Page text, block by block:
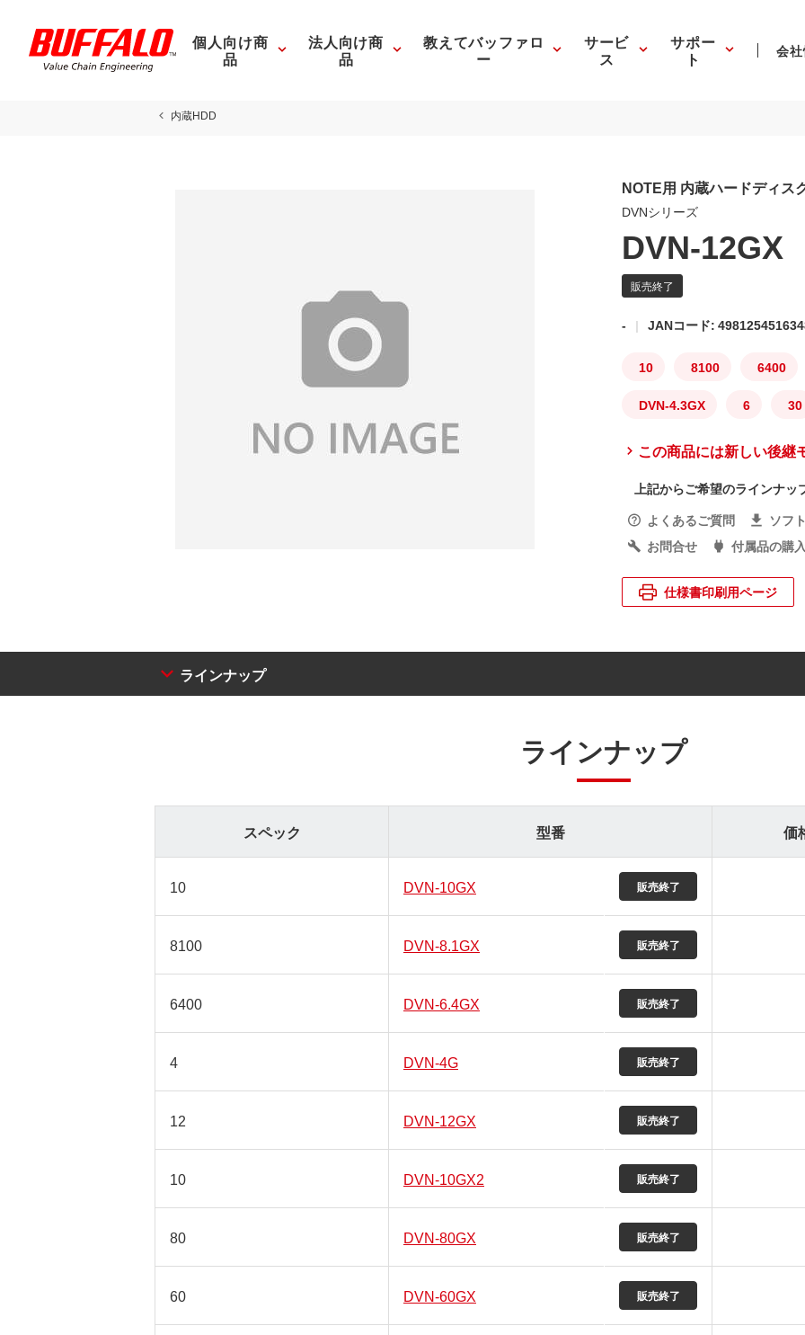
個人向け商
品
法人向け商
品
教えてバッファロ
ー
サービ
ス
サポー
ト 会
内蔵HDD
NOTE用 内蔵ハードディス
DVNシリーズ
DVN-12GX
- JANコード:
10 8100 6400
DVN-4.3GX 6 30
この商品には新しい後継
上記からご希望のラインナッ
よくあるご質問
ソフ
お問合せ
付属品の購入
仕様書印刷用ページ
ラインナップ
ラインナップ
スペック 型番 価
10 DVN-10GX
8100 DVN-8.1GX
6400 DVN-6.4GX
4 DVN-4G
12 DVN-12GX
10 DVN-10GX2
80 DVN-80GX
60 DVN-60GX